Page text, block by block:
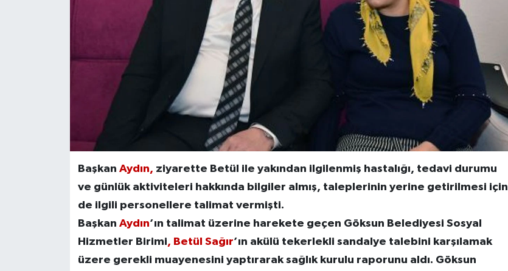
Başkan Aydın, ziyarette Betül ile yakından ilgilenmiş hastalığı, tedavi durumu
ve günlük aktiviteleri hakkında bilgiler almış, taleplerinin yerine getirilmesi için
de ilgili personellere talimat vermişti.
Başkan Aydın’ın talimat üzerine harekete geçen Göksun Belediyesi Sosyal
Hizmetler Birimi, Betül Sağır’ın akülü tekerlekli sandalye talebini karşılamak
üzere gerekli muayenesini yaptırarak sağlık kurulu raporunu aldı. Göksun